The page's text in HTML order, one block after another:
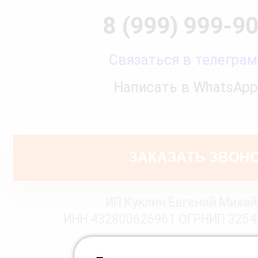
8 (999) 999-
Связаться в
Написать в WhatsApp
ЗАКАЗАТЬ